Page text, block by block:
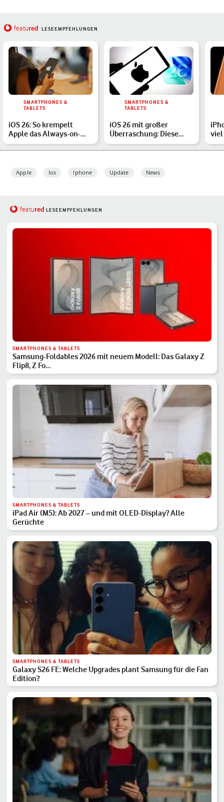
featured LESEEMPFEHLUNGEN
SMARTPHONES &
TABLETS
iOS 26: So krempelt
Apple das Always-on-
Display um
SMARTPHONES &
TABLETS
iOS 26 mit großer
Überraschung: Diese
iPhones laden bald
schnelle…
viel
Apple Ios Iphone Update News
featured LESEEMPFEHLUNGEN
SMARTPHONES & TABLETS
Samsung-Foldables 2026 mit neuem Modell: Das Galaxy Z
Flip8, Z Fo…
SMARTPHONES & TABLETS
iPad Air (M5): Ab 2027 – und mit OLED-Display? Alle
Gerüchte
SMARTPHONES & TABLETS
Galaxy S26 FE: Welche Upgrades plant Samsung für die Fan
Edition?